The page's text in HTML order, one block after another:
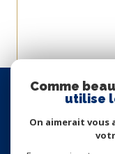
Comme
utilise
On aimerait vous